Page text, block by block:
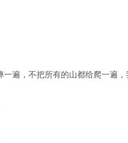
遍，不把所有的山都给爬一遍